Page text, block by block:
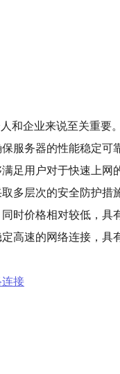
和企业来说至关重要
服务器的性能稳定
足用户对于快速上网
多层次的安全防护
时价格相对较低，
高速的网络连接，
接